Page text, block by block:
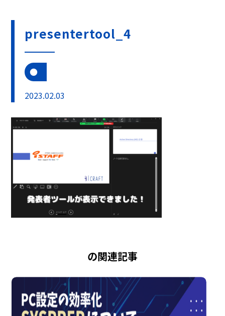
presentertool_4
2023.02.03
の関連記事